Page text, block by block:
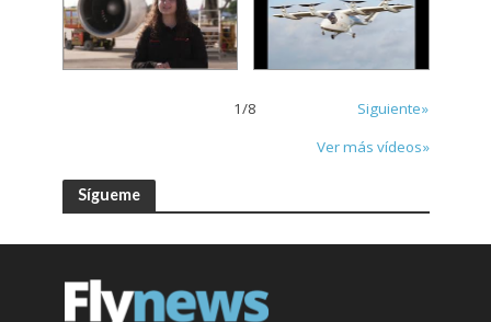
1/8
Siguiente»
Ver más vídeos»
Sígueme